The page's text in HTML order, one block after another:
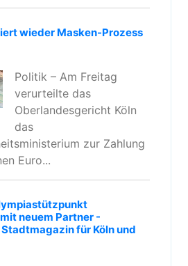
wieder Masken-Prozess
Politik – Am Freitag
verurteilte das
Oberlandesgericht Köln
das
zur Zahlung
Euro...
neuem Partner -
für Köln und